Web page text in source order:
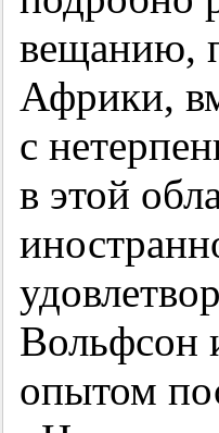
вещанию,
Африки,
с
в этой
Вольфсон
опытом